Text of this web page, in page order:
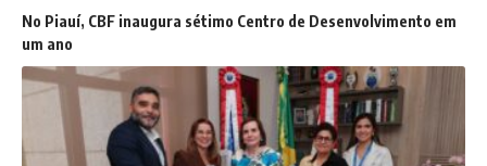
No Piauí, CBF inaugura sétimo Centro de Desenvolvimento em
um ano